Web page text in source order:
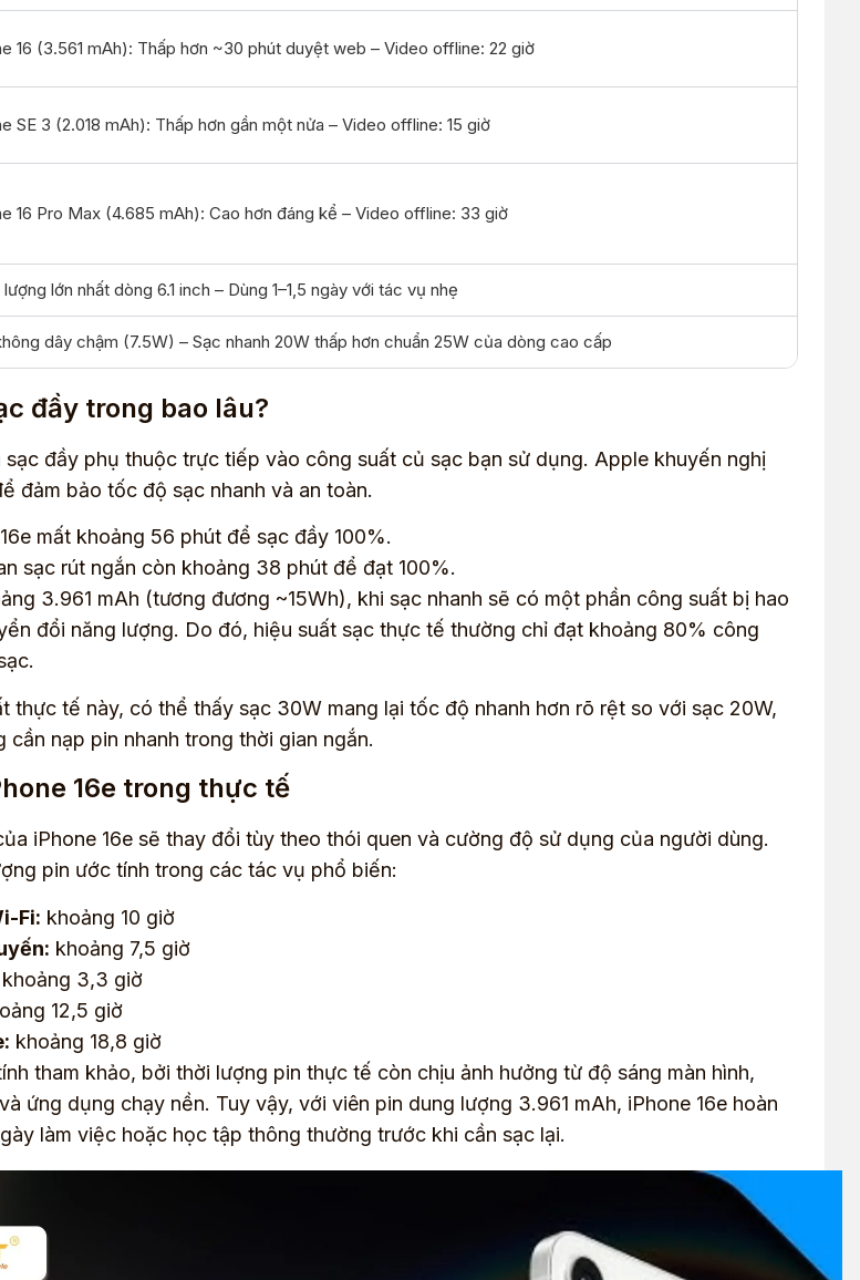
16 (3.561 mAh): Thấp hơn ~30 phút duyệt web – Video offline: 22 giờ
SE 3 (2.018 mAh): Thấp hơn gần một nửa – Video offline: 15 giờ
16 Pro Max (4.685 mAh): Cao hơn đáng kể – Video offline: 33 giờ
lớn nhất dòng 6.1 inch – Dùng 1–1,5 ngày với tác vụ nhẹ
dây chậm (7.5W) – Sạc nhanh 20W thấp hơn chuẩn 25W của dòng cao cấp
đầy trong bao lâu?
sạc đầy phụ thuộc trực tiếp vào công suất củ sạc bạn sử dụng. Apple khuyến nghị
đảm bảo tốc độ sạc nhanh và an toàn.
mất khoảng 56 phút để sạc đầy 100%.
sạc rút ngắn còn khoảng 38 phút để đạt 100%.
3.961 mAh (tương đương ~15Wh), khi sạc nhanh sẽ có một phần công suất bị hao
đổi năng lượng. Do đó, hiệu suất sạc thực tế thường chỉ đạt khoảng 80% công
thực tế này, có thể thấy sạc 30W mang lại tốc độ nhanh hơn rõ rệt so với sạc 20W,
cần nạp pin nhanh trong thời gian ngắn.
16e trong thực tế
iPhone 16e sẽ thay đổi tùy theo thói quen và cường độ sử dụng của người dùng.
pin ước tính trong các tác vụ phổ biến:
Fi: khoảng 10 giờ
khoảng 7,5 giờ
khoảng 3,3 giờ
12,5 giờ
khoảng 18,8 giờ
tham khảo, bởi thời lượng pin thực tế còn chịu ảnh hưởng từ độ sáng màn hình,
ứng dụng chạy nền. Tuy vậy, với viên pin dung lượng 3.961 mAh, iPhone 16e hoàn
làm việc hoặc học tập thông thường trước khi cần sạc lại.